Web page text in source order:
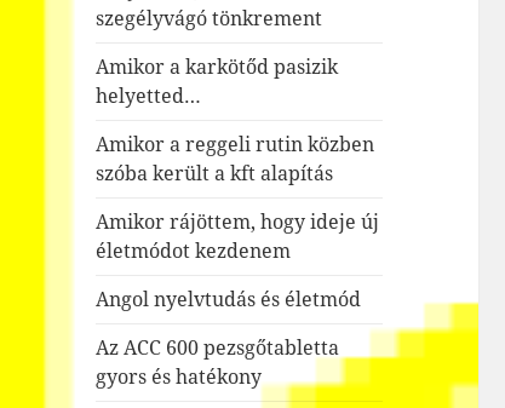
szegélyvágó tönkrement
Amikor a karkötőd pasizik
helyetted…
Amikor a reggeli rutin közben
szóba került a kft alapítás
Amikor rájöttem, hogy ideje új
életmódot kezdenem
Angol nyelvtudás és életmód
Az ACC 600 pezsgőtabletta
gyors és hatékony